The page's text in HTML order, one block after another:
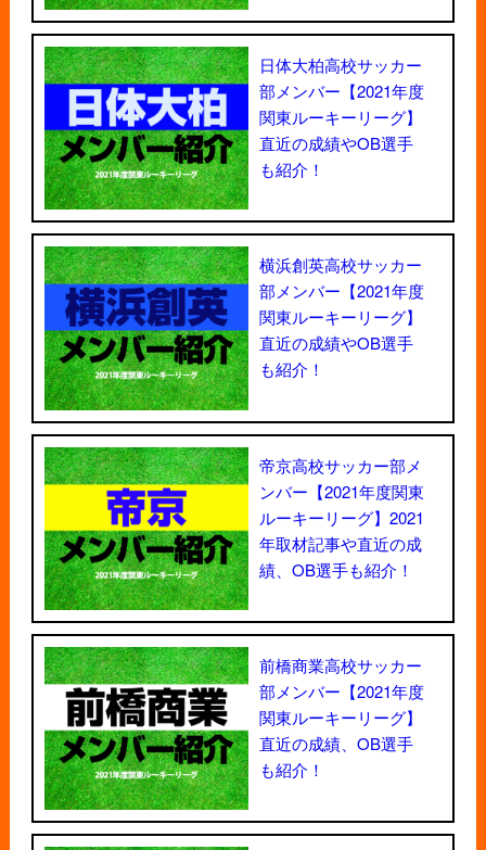
日体大柏高校サッカー
部メンバー【2021年度
関東ルーキーリーグ】
直近の成績やOB選手
も紹介！
横浜創英高校サッカー
部メンバー【2021年度
関東ルーキーリーグ】
直近の成績やOB選手
も紹介！
帝京高校サッカー部メ
ンバー【2021年度関東
ルーキーリーグ】2021
年取材記事や直近の成
績、OB選手も紹介！
前橋商業高校サッカー
部メンバー【2021年度
関東ルーキーリーグ】
直近の成績、OB選手
も紹介！